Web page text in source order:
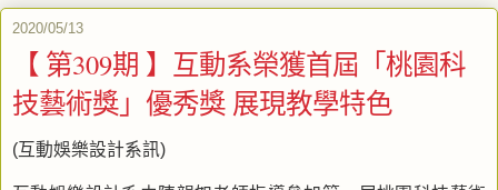
2020/05/13
【 第309期 】互動系榮獲首屆「桃園科
技藝術獎」優秀獎 展現教學特色
(互動娛樂設計系訊)